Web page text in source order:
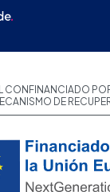
CONFINANCIADO
DE